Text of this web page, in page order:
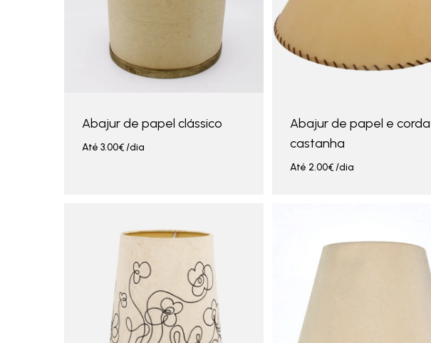
Abajur de papel clássico
Até 3.00€/dia
Abajur de papel e corda
castanha
Até 2.00€/dia